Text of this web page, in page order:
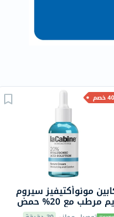
مونوأكتيفيز سيروم
كريم مرطب مع 20% حمض
30 مل